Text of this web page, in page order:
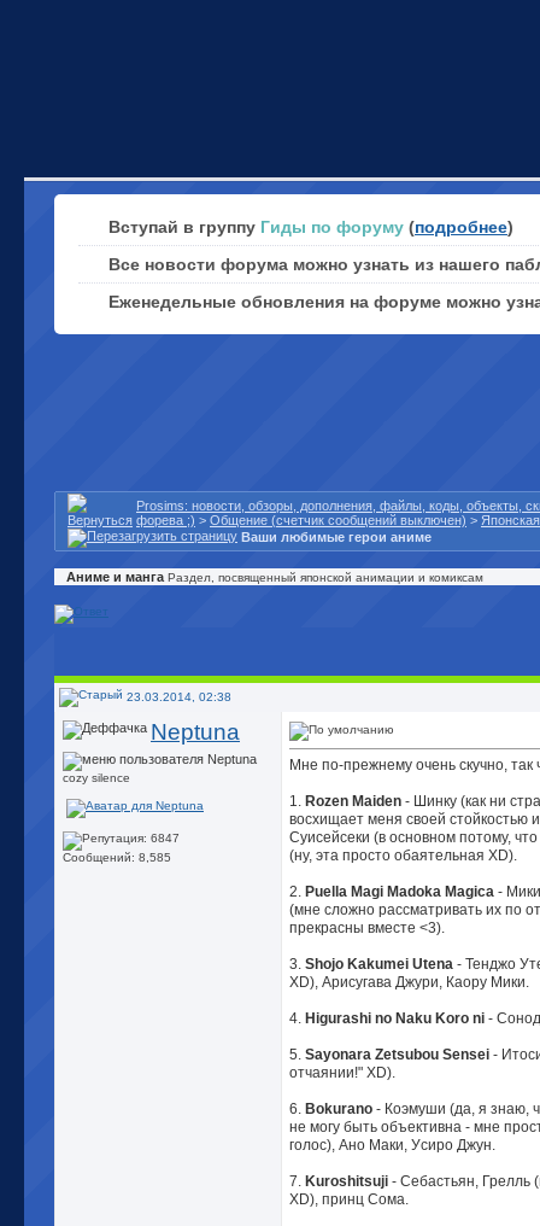
Вступай в группу Гиды по форуму (подробнее)
Все новости форума можно узнать из нашего
Еженедельные обновления на форуме можно
Prosims: новости, обзоры, дополнения, файлы, коды, объекты,
форева ;) > Общение (счетчик сообщений выключен) >
Ваши любимые герои аниме
Аниме и манга Раздел, посвященный японской анимации и комиксам
23.03.2014, 02:38
Neptuna
cozy silence
Сообщений: 8,585
Мне по-прежнему очень скучно, так
1. Rozen Maiden - Шинку (как ни
восхищает меня своей стойкостью
Суисейсеки (в основном потому, что
(ну, эта просто обаятельная XD).
2. Puella Magi Madoka Magica -
(мне сложно рассматривать их по
прекрасны вместе <3).
3. Shojo Kakumei Utena - Тенджо
XD), Арисугава Джури, Каору Мики.
4. Higurashi no Naku Koro ni -
5. Sayonara Zetsubou Sensei -
отчаянии!" XD).
6. Bokurano - Коэмуши (да, я знаю,
не могу быть объективна - мне
голос), Ано Маки, Уcиро Джун.
7. Kuroshitsuji - Себастьян, Грелль
XD), принц Сома.